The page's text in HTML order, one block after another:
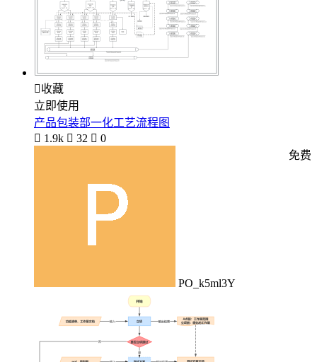
收藏
立即使用
产品包装部一化工艺流程图
 1.9k  32  0
PO_k5ml3Y
免费